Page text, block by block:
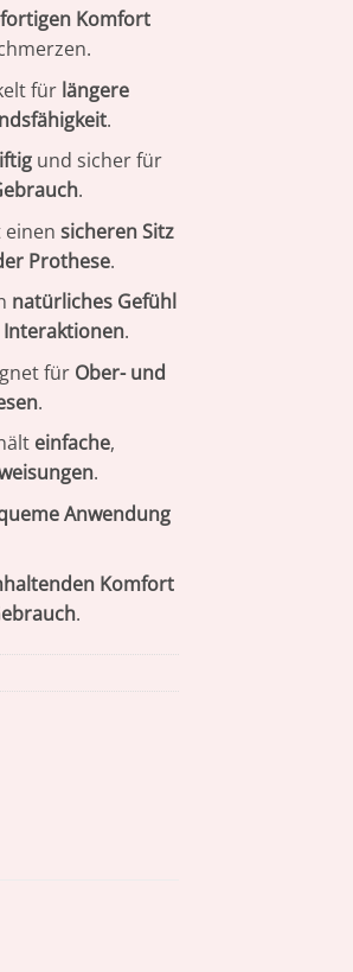
Komfort
für längere
.
und sicher für
.
einen sicheren Sitz
Prothese.
natürliches Gefühl
.
für Ober- und
.
einfache,
.
Anwendung
Komfort
.